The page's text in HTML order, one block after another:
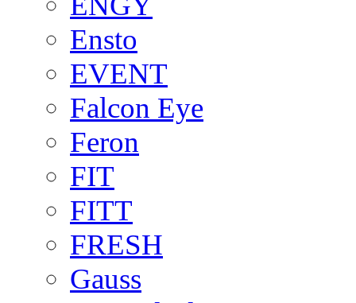
Ensto
EVENT
Falcon Eye
Feron
FIT
FITT
FRESH
Gauss